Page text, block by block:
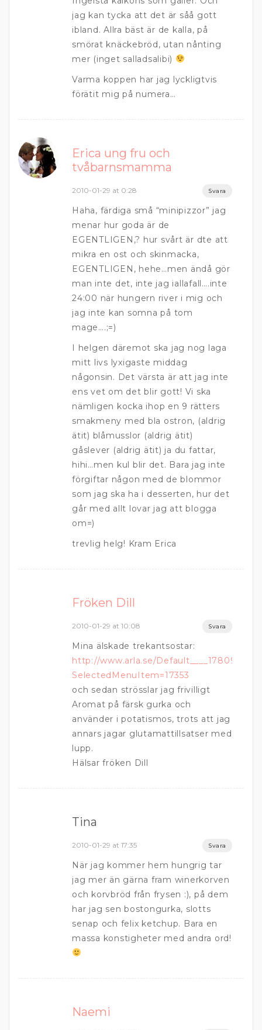
jag kan tycka att det är såå gott
ibland. Allra bäst är de kalla, på
smörat knäckebröd, utan nånting
mer (inget salladsalibi)
Varma koppen har jag lyckligtvis
förätit mig på numera…
Erica ung fru och
tvåbarnsmamma
2010-01-29 at 0:28 Svara
Haha, färdiga små “minipizzor” jag
menar hur goda är de
EGENTLIGEN,? hur svårt är dte att
mikra en ost och skinmacka,
EGENTLIGEN, hehe…men ändå gör
man inte det, inte jag iallafall….inte
24:00 när hungern river i mig och
jag inte kan somna på tom
mage….;=)
I helgen däremot ska jag nog laga
mitt livs lyxigaste middag
någonsin. Det värsta är att jag inte
ens vet om det blir gott! Vi ska
nämligen kocka ihop en 9 rätters
smakmeny med bla ostron, (aldrig
ätit) blåmusslor (aldrig ätit)
gåslever (aldrig ätit) ja du fattar,
hihi…men kul blir det. Bara jag inte
förgiftar någon med de blommor
som jag ska ha i desserten, hur det
går med allt lovar jag att blogga
om=)
trevlig helg! Kram Erica
Fröken Dill
2010-01-29 at 10:08 Svara
Mina älskade trekantsostar:
http://www.arla.se/
SelectedMenuItem=17353
och sedan strösslar jag frivilligt
Aromat på färsk gurka och
använder i potatismos, trots att jag
annars jagar glutamattillsatser med
lupp.
Hälsar fröken Dill
Tina
2010-01-29 at 17:35 Svara
När jag kommer hem hungrig tar
jag mer än gärna fram winerkorven
och korvbröd från frysen :), på dem
har jag sen bostongurka, slotts
senap och felix ketchup. Bara en
massa konstigheter med andra ord!
Naemi